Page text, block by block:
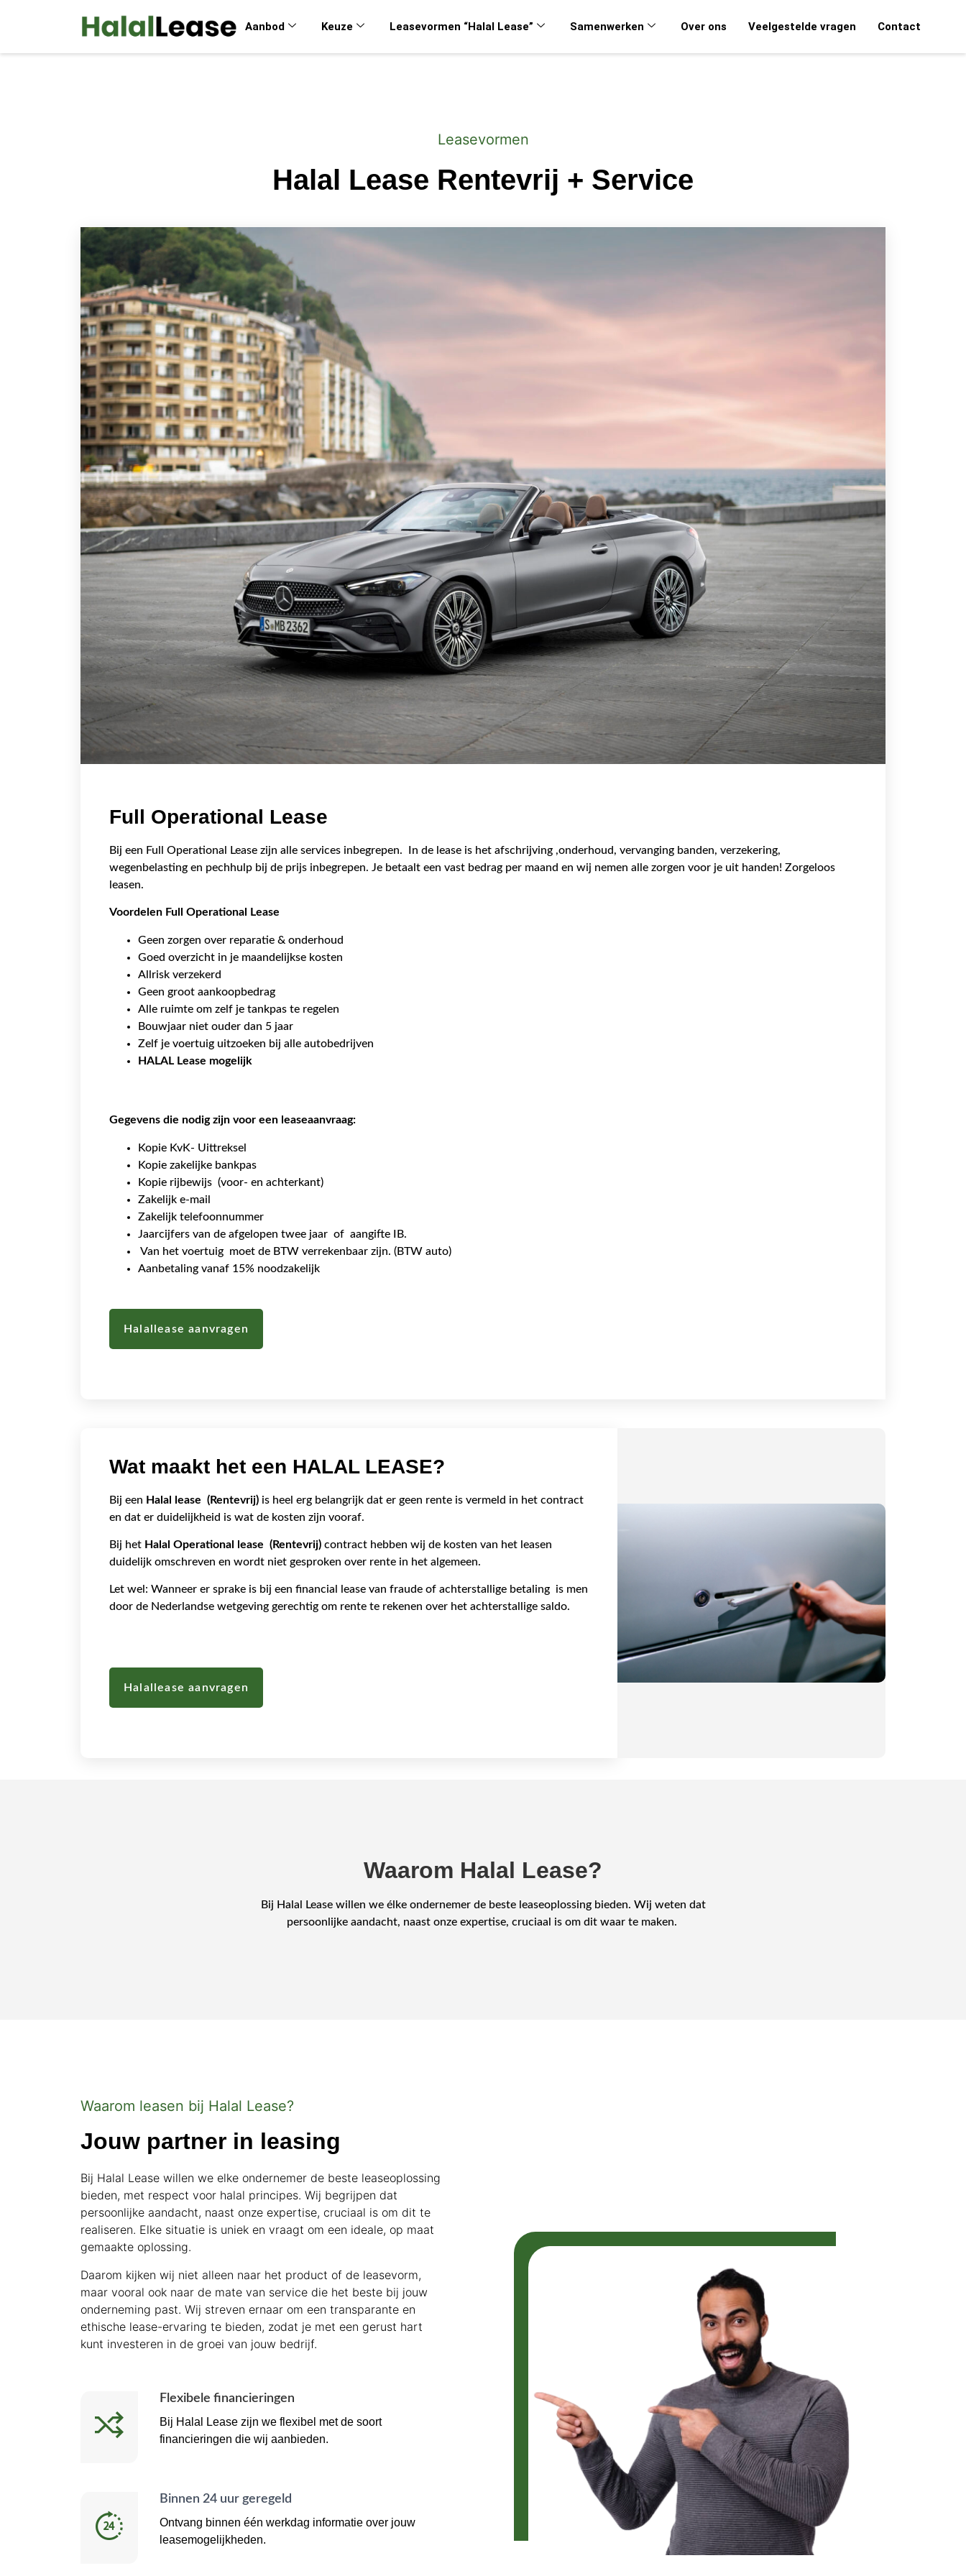
Aanbod Keuze Leasevormen “Halal Lease” Samenwerken Over ons Veelgestelde vragen Contact
Leasevormen
Halal Lease Rentevrij + Service
Full Operational Lease
Bij een Full Operational Lease zijn alle services inbegrepen. In de lease is het afschrijving ,onderhoud, vervanging banden, verzekering,
wegenbelasting en pechhulp bij de prijs inbegrepen. Je betaalt een vast bedrag per maand en wij nemen alle zorgen voor je uit handen! Zorgeloos
leasen.
Voordelen Full Operational Lease
Geen zorgen over reparatie & onderhoud
Goed overzicht in je maandelijkse kosten
Allrisk verzekerd
Geen groot aankoopbedrag
Alle ruimte om zelf je tankpas te regelen
Bouwjaar niet ouder dan 5 jaar
Zelf je voertuig uitzoeken bij alle autobedrijven
HALAL Lease mogelijk
Gegevens die nodig zijn voor een leaseaanvraag:
Kopie KvK- Uittreksel
Kopie zakelijke bankpas
Kopie rijbewijs (voor- en achterkant)
Zakelijk e-mail
Zakelijk telefoonnummer
Jaarcijfers van de afgelopen twee jaar of aangifte IB.
Van het voertuig moet de BTW verrekenbaar zijn. (BTW auto)
Aanbetaling vanaf 15% noodzakelijk
Halallease aanvragen
Wat maakt het een HALAL LEASE?
Bij een Halal lease (Rentevrij) is heel erg belangrijk dat er geen rente is vermeld in het contract
en dat er duidelijkheid is wat de kosten zijn vooraf.
Bij het Halal Operational lease (Rentevrij) contract hebben wij de kosten van het leasen
duidelijk omschreven en wordt niet gesproken over rente in het algemeen.
Let wel: Wanneer er sprake is bij een financial lease van fraude of achterstallige betaling is men
door de Nederlandse wetgeving gerechtig om rente te rekenen over het achterstallige saldo.
Halallease aanvragen
Waarom Halal Lease?
Bij Halal Lease willen we élke ondernemer de beste leaseoplossing bieden. Wij weten dat
persoonlijke aandacht, naast onze expertise, cruciaal is om dit waar te maken.
Waarom leasen bij Halal Lease?
Jouw partner in leasing
Bij Halal Lease willen we elke ondernemer de beste leaseoplossing
bieden, met respect voor halal principes. Wij begrijpen dat
persoonlijke aandacht, naast onze expertise, cruciaal is om dit te
realiseren. Elke situatie is uniek en vraagt om een ideale, op maat
gemaakte oplossing.
Daarom kijken wij niet alleen naar het product of de leasevorm,
maar vooral ook naar de mate van service die het beste bij jouw
onderneming past. Wij streven ernaar om een transparante en
ethische lease-ervaring te bieden, zodat je met een gerust hart
kunt investeren in de groei van jouw bedrijf.
Flexibele financieringen
Bij Halal Lease zijn we flexibel met de soort
financieringen die wij aanbieden.
Binnen 24 uur geregeld
Ontvang binnen één werkdag informatie over jouw
leasemogelijkheden.